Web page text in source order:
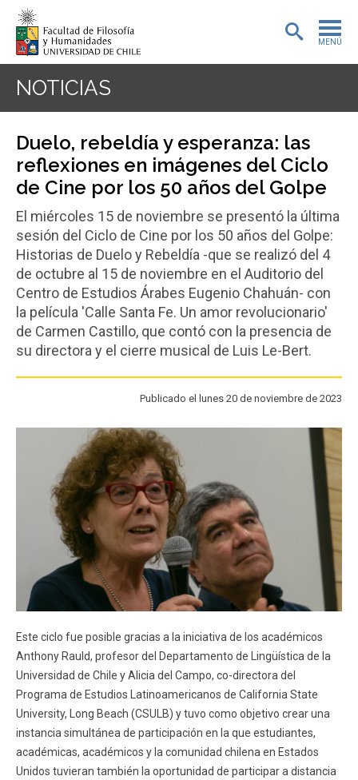
MENÚ
PREGRADO
POSTGRADO
INVESTIGACIÓN
EXTENSIÓN
BIBLIOTECA
DEPARTAMENTOS
Académicos
Funcionarios
NOTICIAS
Duelo, rebeldía y esperanza: las
reflexiones en imágenes del Ciclo
de Cine por los 50 años del Golpe
El miércoles 15 de noviembre se presentó la última
sesión del Ciclo de Cine por los 50 años del Golpe:
Historias de Duelo y Rebeldía -que se realizó del 4
de octubre al 15 de noviembre en el Auditorio del
Centro de Estudios Árabes Eugenio Chahuán- con
la película 'Calle Santa Fe. Un amor revolucionario'
de Carmen Castillo, que contó con la presencia de
su directora y el cierre musical de Luis Le-Bert.
Publicado el lunes 20 de noviembre de 2023
Este ciclo fue posible gracias a la iniciativa de los académicos
Anthony Rauld, profesor del Departamento de Lingüística de la
Universidad de Chile y Alicia del Campo, co-directora del
Programa de Estudios Latinoamericanos de California State
University, Long Beach (CSULB) y tuvo como objetivo crear una
instancia simultánea de participación en la que estudiantes,
académicas, académicos y la comunidad chilena en Estados
Unidos tuvieran también la oportunidad de participar a distancia